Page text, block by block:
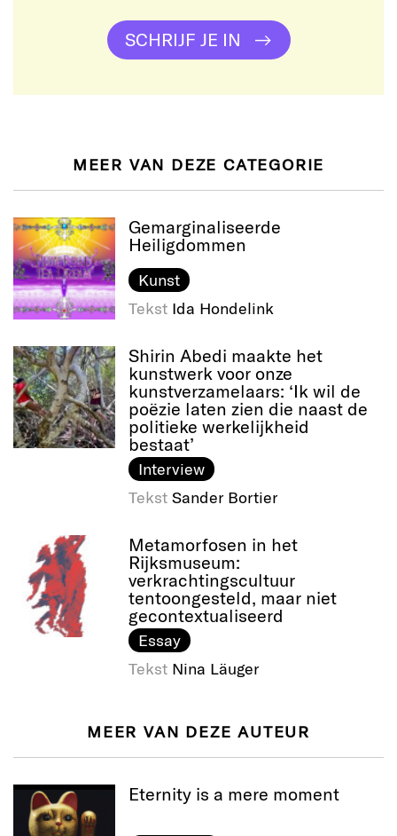
SCHRIJF JE IN
MEER VAN DEZE CATEGORIE
Gemarginaliseerde
Heiligdommen
Kunst
Tekst Ida Hondelink
Shirin Abedi maakte het
kunstwerk voor onze
kunstverzamelaars: ‘Ik wil de
poëzie laten zien die naast de
politieke werkelijkheid
bestaat’
Interview
Tekst Sander Bortier
Metamorfosen in het
Rijksmuseum:
verkrachtingscultuur
tentoongesteld, maar niet
gecontextualiseerd
Essay
Tekst Nina Läuger
MEER VAN DEZE AUTEUR
Eternity is a mere moment